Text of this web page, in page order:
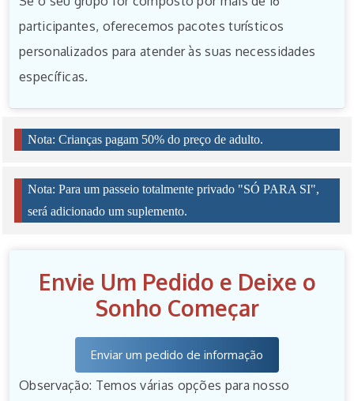
participantes, oferecemos pacotes turísticos
personalizados para atender às suas necessidades
específicas.
Nota: Crianças pagam 50% do preço de adulto.
Nota: Para um passeio totalmente privado "SÓ PARA SI",
será adicionado um suplemento.
Envie Um Pedido e Deixe o
Sonho Começar
Enviar um pedido de informação
Observação: Temos várias opções para nosso